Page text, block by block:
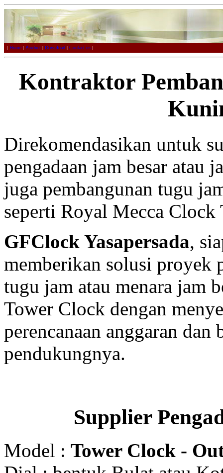
| Home | Product | Download | Contact us |
Kontraktor
Direkomendasikan untuk
pengadaan jam besar atau
juga pembangunan tugu
seperti Royal Mecca
GFClock Yasapersada,
memberikan solusi proyek
tugu jam atau menara jam
Tower Clock dengan
perencanaan anggaran
pendukungnya.
Supplier
Model : Tower Clock -